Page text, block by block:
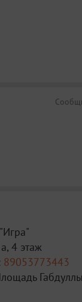
4 этаж
89053773443